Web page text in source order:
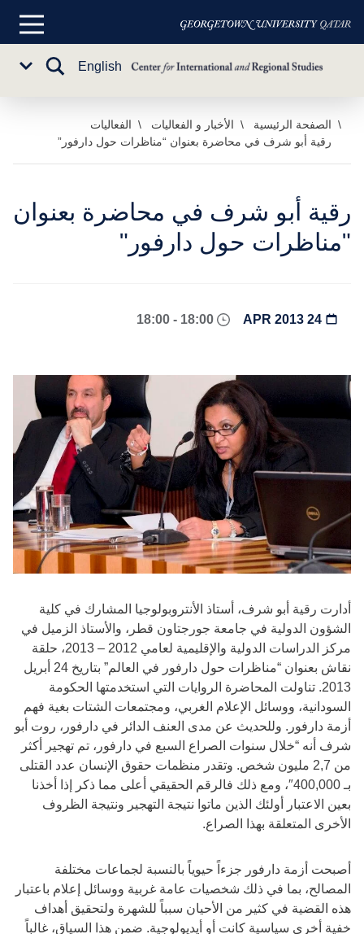
تخطي
المحتوى
القائمة
English
تبديل
الصفحة الرئيسية الأخبار و الفعاليات
الفعاليات
رقية أبو شرف في محاضرة بعنوان “مناظرات حول دارفور”
رقية أبو شرف في محاضرة بعنوان
"مناظرات حول دارفور"
أدارت رقية أبو شرف، أستاذ الأنتروبولوجيا المشارك في كلية
الشؤون الدولية في جامعة جورجتاون قطر، والأستاذ الزميل في
مركز الدراسات الدولية والإقليمية لعامي 2012 – 2013، حلقة
نقاش بعنوان “مناظرات حول دارفور في العالم” بتاريخ 24 أبريل
2013. تناولت المحاضرة الروايات التي استخدمتها الحكومة
السودانية، ووسائل الإعلام الغربي، ومجتمعات الشتات بغية فهم
أزمة دارفور. وللحديث عن مدى العنف الدائر في دارفور، روت أبو
شرف أنه “خلال سنوات الصراع السبع في دارفور، تم تهجير أكثر
من 2,7 مليون شخص. وتقدر منظمات حقوق الإنسان عدد القتلى
بـ 400,000″، ومع ذلك فالرقم الحقيقي أعلى مما ذكر إذا أخذنا
بعين الاعتبار أولئك الذين ماتوا نتيجة التهجير ونتيجة الظروف
الأخرى المتعلقة بهذا الصراع.
أصبحت أزمة دارفور جزءاً حيوياً بالنسبة لجماعات مختلفة
المصالح، بما في ذلك شخصيات عامة غربية ووسائل إعلام باعتبار
هذه القضية في كثير من الأحيان سبباً للشهرة ولتحقيق أهداف
خفية أخرى سياسية كانت أو أيديولوجية. ضمن هذا السياق، غالباً